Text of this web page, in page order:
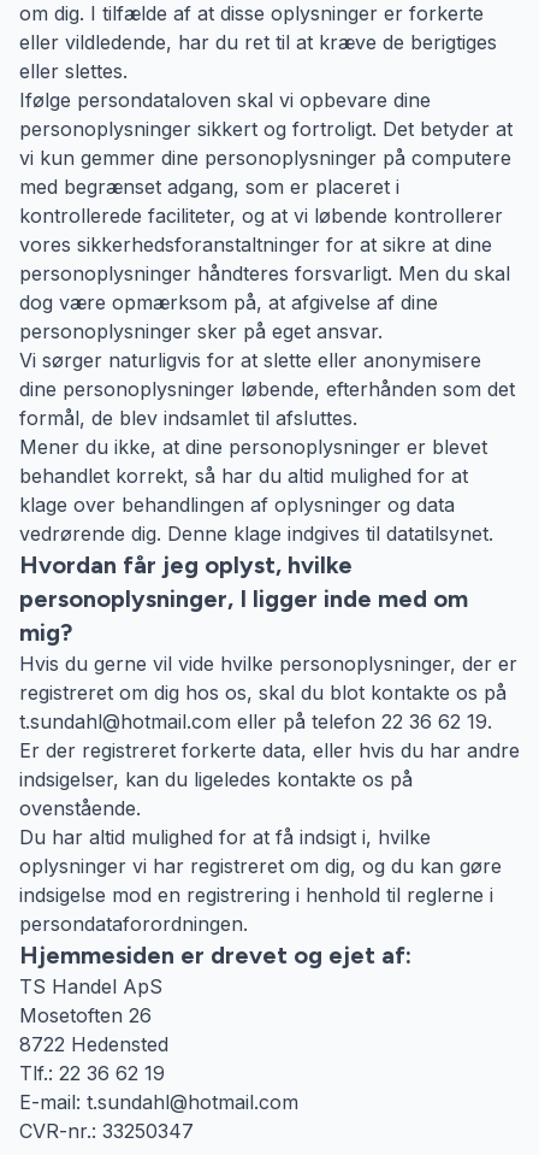
om dig. I tilfælde af at disse oplysninger er forkerte
eller vildledende, har du ret til at kræve de berigtiges
eller slettes.
Ifølge persondataloven skal vi opbevare dine
personoplysninger sikkert og fortroligt. Det betyder at
vi kun gemmer dine personoplysninger på computere
med begrænset adgang, som er placeret i
kontrollerede faciliteter, og at vi løbende kontrollerer
vores sikkerhedsforanstaltninger for at sikre at dine
personoplysninger håndteres forsvarligt. Men du skal
dog være opmærksom på, at afgivelse af dine
personoplysninger sker på eget ansvar.
Vi sørger naturligvis for at slette eller anonymisere
dine personoplysninger løbende, efterhånden som det
formål, de blev indsamlet til afsluttes.
Mener du ikke, at dine personoplysninger er blevet
behandlet korrekt, så har du altid mulighed for at
klage over behandlingen af oplysninger og data
vedrørende dig. Denne klage indgives til datatilsynet.
Hvordan får jeg oplyst, hvilke
personoplysninger, I ligger inde med om
mig?
Hvis du gerne vil vide hvilke personoplysninger, der er
registreret om dig hos os, skal du blot kontakte os på
t.sundahl@hotmail.com eller på telefon 22 36 62 19.
Er der registreret forkerte data, eller hvis du har andre
indsigelser, kan du ligeledes kontakte os på
ovenstående.
Du har altid mulighed for at få indsigt i, hvilke
oplysninger vi har registreret om dig, og du kan gøre
indsigelse mod en registrering i henhold til reglerne i
persondataforordningen.
Hjemmesiden er drevet og ejet af:
TS Handel ApS
Mosetoften 26
8722 Hedensted
Tlf.: 22 36 62 19
E-mail: t.sundahl@hotmail.com
CVR-nr.: 33250347